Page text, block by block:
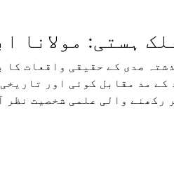
ہستی: مولانا
صدی کے حقیقی واقعات کا
کے مد مقابل کوئی اور
رکھنے والی علمی شخصیت